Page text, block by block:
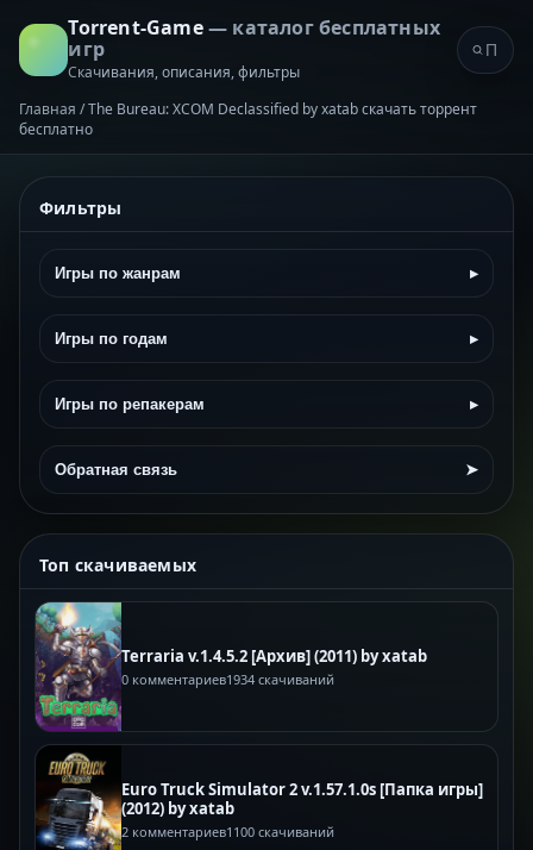
Torrent-Game— каталог бесплатных
игр
Скачивания, описания, фильтры
Главная /The Bureau: XCOM Declassified by xatab скачать торрент
бесплатно
Фильтры
Игры по жанрам ▸
Игры по годам ▸
Игры по репакерам ▸
Обратная связь ➤
Топ скачиваемых
Terraria v.1.4.5.2 [Архив] (2011) by xatab
0 комментариев1934 скачиваний
Euro Truck Simulator 2 v.1.57.1.0s [Папка игры]
(2012) by xatab
2 комментариев1100 скачиваний